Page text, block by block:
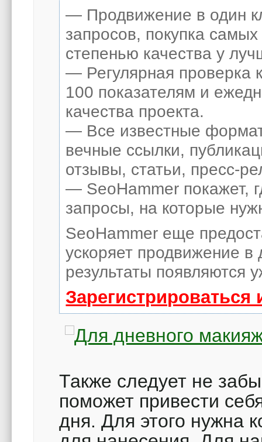
— Продвижение в один
запросов, покупка
степенью качества у
— Регулярная проверка
100 показателям и
качества проекта.
— Все известные
вечные ссылки,
отзывы, статьи, пресс-
— SeoHammer покажет,
запросы, на которые
SeoHammer еще
ускоряет продвижение в
результаты появляются
Также следует не
поможет привести
дня. Для этого нужна